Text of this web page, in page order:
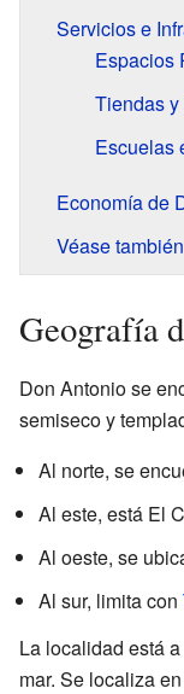
Servicios e
Espacios
Tiendas
Escuelas
Economía de
Véase también
Geografía
Don Antonio se
semiseco y
Al norte, se
Al este, está El
Al oeste, se
Al sur, limita con
La localidad está
mar. Se localiza